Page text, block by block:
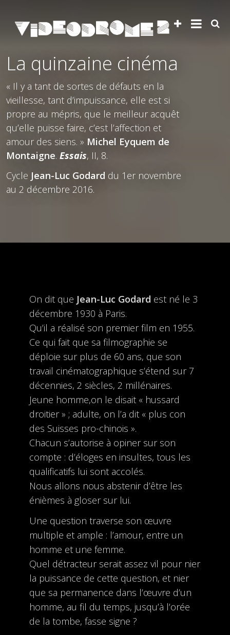
La quinzaine cinéma
« Il y a tant de sortes de défauts en la
vieillesse, tant d’impuissance, elle est si
propre au mépris, que le meilleur acquêt
qu’elle puisse faire, c’est l’affection et
amour des siens. » Michel Eyquem de
Montaigne. Essais, II, 8.
Cycle Jean-Luc Godard du 1er novembre
au 2 décembre 2016.
On dit que Jean-Luc Godard est né le 3
décembre 1930 à Paris.
Qu’il a réalisé son premier film en 1955.
Ce qui fait que sa filmographie se
déploie sur plus de 60 ans, que son
travail cinématographique s’étend sur 7
décennies, 2 siècles, 2 millénaires.
Jeune homme,on le disait « hussard
droitier » ; adulte, on l’a dit « plus con
des Suisses pro-chinois ».
Chacun s’autorise à opiner sur son
compte : d’éloges en insultes, tous les
qualificatifs lui sont accolés.
Nous allons nous abstenir d’être les
énièmes à gloser sur lui.
Une question traverse son œuvre
multiple et ample : l’amour, entre un
homme et une femme.
Quel détracteur serait assez vil pour nier
la puissance de cette question, et nier
que sa permanence dans l’œuvre d’un
homme, au fil du temps, jusqu’à l’orée
de la tombe, fasse signe ?